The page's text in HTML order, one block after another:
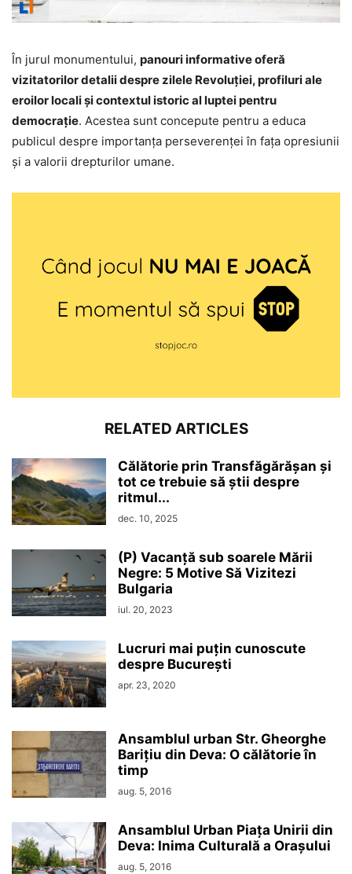
În jurul monumentului, panouri informative oferă
vizitatorilor detalii despre zilele Revoluției, profiluri ale
eroilor locali și contextul istoric al luptei pentru
democrație. Acestea sunt concepute pentru a educa
publicul despre importanța perseverenței în fața opresiunii
și a valorii drepturilor umane.
RELATED ARTICLES
Călătorie prin Transfăgărășan și
tot ce trebuie să știi despre
ritmul...
dec. 10, 2025
(P) Vacanță sub soarele Mării
Negre: 5 Motive Să Vizitezi
Bulgaria
iul. 20, 2023
Lucruri mai puțin cunoscute
despre București
apr. 23, 2020
Ansamblul urban Str. Gheorghe
Barițiu din Deva: O călătorie în
timp
aug. 5, 2016
Ansamblul Urban Piața Unirii din
Deva: Inima Culturală a Orașului
aug. 5, 2016